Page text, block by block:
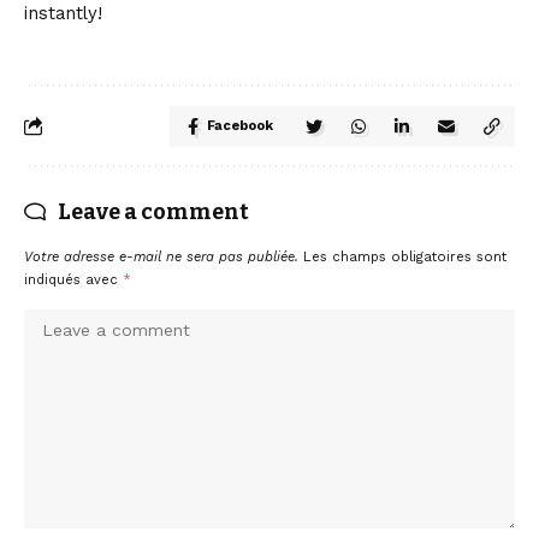
instantly!
Facebook
Leave a comment
Votre adresse e-mail ne sera pas publiée. Les champs obligatoires sont
indiqués avec *